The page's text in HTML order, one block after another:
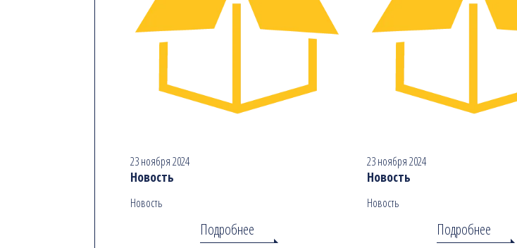
23 ноября 2024
Новость
Новость
Подробнее
23 ноября 2024
Новость
Новость
Подробнее